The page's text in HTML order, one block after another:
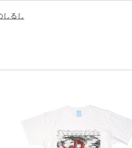
しるし